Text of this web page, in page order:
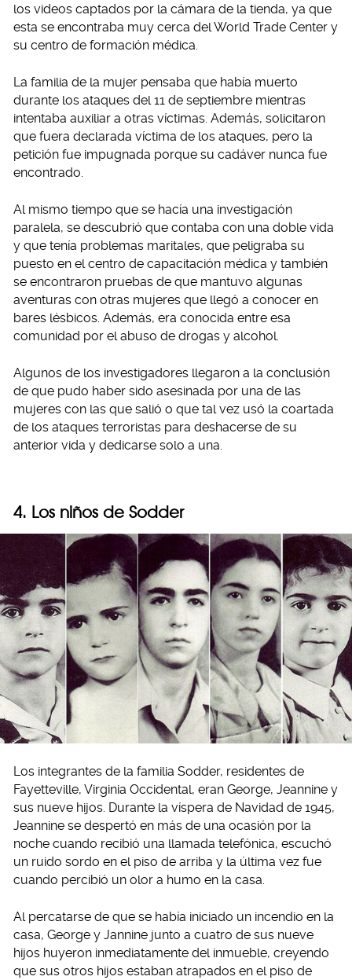
los videos captados por la cámara de la tienda, ya que
esta se encontraba muy cerca del World Trade Center y
su centro de formación médica.
La familia de la mujer pensaba que había muerto
durante los ataques del 11 de septiembre mientras
intentaba auxiliar a otras víctimas. Además, solicitaron
que fuera declarada víctima de los ataques, pero la
petición fue impugnada porque su cadáver nunca fue
encontrado.
Al mismo tiempo que se hacía una investigación
paralela, se descubrió que contaba con una doble vida
y que tenía problemas maritales, que peligraba su
puesto en el centro de capacitación médica y también
se encontraron pruebas de que mantuvo algunas
aventuras con otras mujeres que llegó a conocer en
bares lésbicos. Además, era conocida entre esa
comunidad por el abuso de drogas y alcohol.
Algunos de los investigadores llegaron a la conclusión
de que pudo haber sido asesinada por una de las
mujeres con las que salió o que tal vez usó la coartada
de los ataques terroristas para deshacerse de su
anterior vida y dedicarse solo a una.
4. Los niños de Sodder
Los integrantes de la familia Sodder, residentes de
Fayetteville, Virginia Occidental, eran George, Jeannine y
sus nueve hijos. Durante la víspera de Navidad de 1945,
Jeannine se despertó en más de una ocasión por la
noche cuando recibió una llamada telefónica, escuchó
un ruido sordo en el piso de arriba y la última vez fue
cuando percibió un olor a humo en la casa.
Al percatarse de que se había iniciado un incendio en la
casa, George y Jannine junto a cuatro de sus nueve
hijos huyeron inmediatamente del inmueble, creyendo
que sus otros hijos estaban atrapados en el piso de